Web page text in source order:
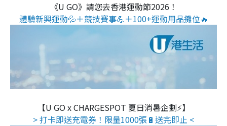
《U GO》請您去香港運動節2026！
體驗新興運動💦＋競技賽事💪＋100+運動用品攤位🔥
【U GO x CHARGESPOT 夏日消暑企劃⚡】
> 打卡即送充電券！限量1000張🔋送完即止 <